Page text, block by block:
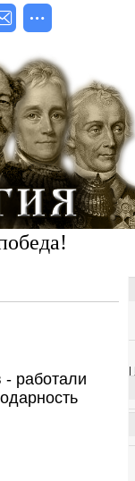
работали